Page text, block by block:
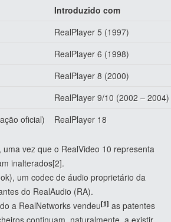
Introduzido com
RealPlayer 5 (1997)
RealPlayer 6 (1998)
RealPlayer 8 (2000)
RealPlayer 9/10 (2002 – 2004)
oficial) RealPlayer 18
vez que o RealVideo 10 representa
inalterados[2].
um codec de áudio proprietário da
do RealAudio (RA).
a RealNetworks vendeu[1] as patentes
continuam, naturalmente, a existir.